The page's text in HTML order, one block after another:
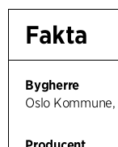
Fakta
Bygherre
Oslo